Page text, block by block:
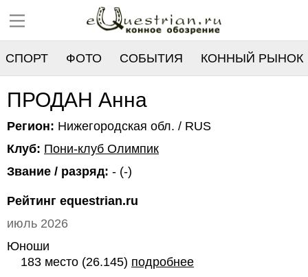
СПОРТ ФОТО СОБЫТИЯ КОННЫЙ РЫНОК
РЕЕСТР
ПРОДАН Анна
Регион: Нижегородская обл. / RUS
Клуб: Пони-клуб Олимпик
Звание / разряд: - (-)
Рейтинг equestrian.ru
июль 2026
Юноши
183 место (26.145) подробнее